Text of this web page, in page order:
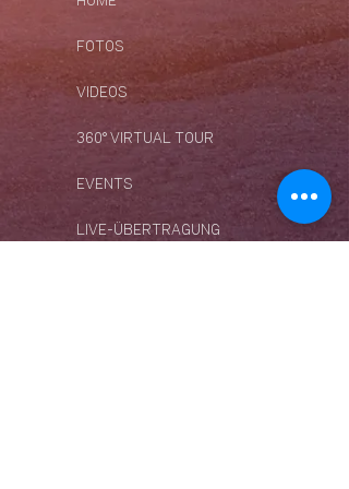
FOTOS
VIDEOS
360° VIRTUAL TOUR
EVENTS
LIVE-ÜBERTRAGUNG